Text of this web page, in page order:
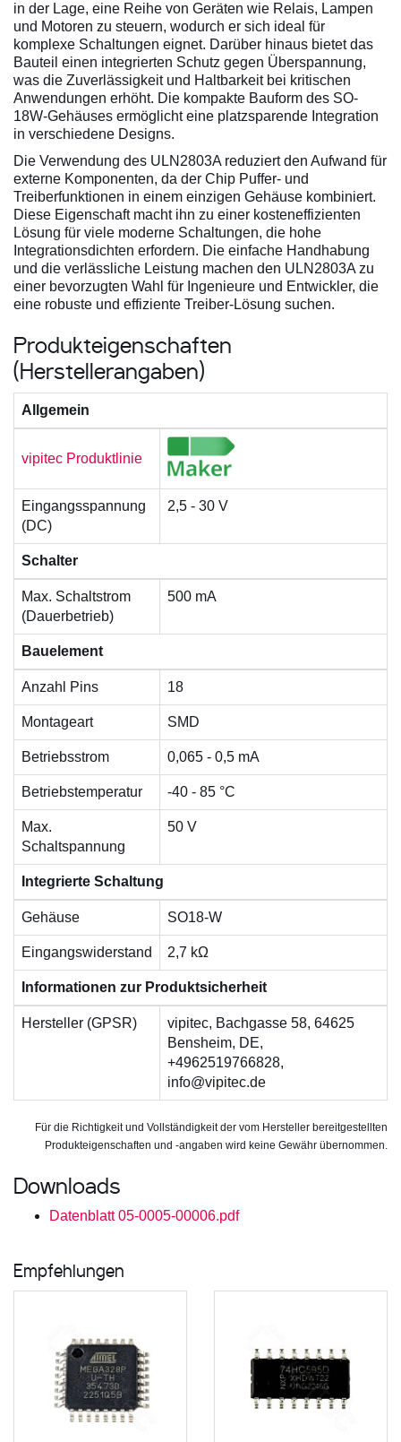
in der Lage, eine Reihe von Geräten wie Relais, Lampen
und Motoren zu steuern, wodurch er sich ideal für
komplexe Schaltungen eignet. Darüber hinaus bietet das
Bauteil einen integrierten Schutz gegen Überspannung,
was die Zuverlässigkeit und Haltbarkeit bei kritischen
Anwendungen erhöht. Die kompakte Bauform des SO-
18W-Gehäuses ermöglicht eine platzsparende Integration
in verschiedene Designs.
Die Verwendung des ULN2803A reduziert den Aufwand für
externe Komponenten, da der Chip Puffer- und
Treiberfunktionen in einem einzigen Gehäuse kombiniert.
Diese Eigenschaft macht ihn zu einer kosteneffizienten
Lösung für viele moderne Schaltungen, die hohe
Integrationsdichten erfordern. Die einfache Handhabung
und die verlässliche Leistung machen den ULN2803A zu
einer bevorzugten Wahl für Ingenieure und Entwickler, die
eine robuste und effiziente Treiber-Lösung suchen.
Produkteigenschaften
(Herstellerangaben)
Allgemein
vipitec Produktlinie
Eingangsspannung
(DC)
2,5 - 30 V
Schalter
Max. Schaltstrom
(Dauerbetrieb)
500 mA
Bauelement
Anzahl Pins 18
Montageart SMD
Betriebsstrom 0,065 - 0,5 mA
Betriebstemperatur -40 - 85 °C
Max.
Schaltspannung
50 V
Integrierte Schaltung
Gehäuse SO18-W
Eingangswiderstand 2,7 kΩ
Informationen zur Produktsicherheit
Hersteller (GPSR)
vipitec, Bachgasse 58, 64625
Bensheim, DE,
+4962519766828,
info@vipitec.de
Für die Richtigkeit und Vollständigkeit der vom Hersteller bereitgestellten
Produkteigenschaften und -angaben wird keine Gewähr übernommen.
Downloads
Datenblatt 05-0005-00006.pdf
Empfehlungen